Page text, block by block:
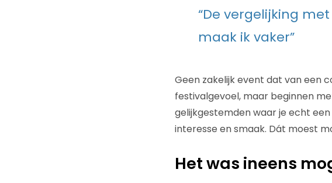
“De vergelijking
maak ik vaker”
Geen zakelijk event dat van een
festivalgevoel, maar beginnen
gelijkgestemden waar je echt
interesse en smaak. Dát moest
Het was ineens